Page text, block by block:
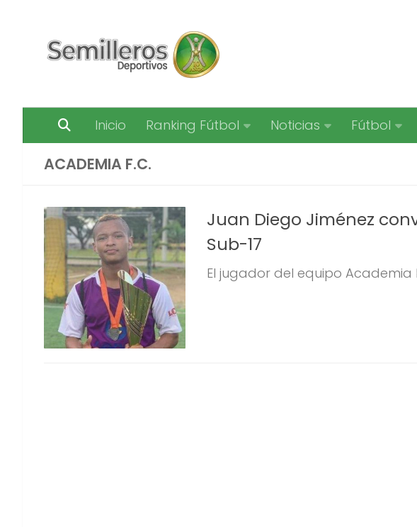
Inicio Ranking Fútbol Noticias Fútbol
ACADEMIA F.C.
Juan Diego Jiménez
Sub-17
El jugador del equipo Academia